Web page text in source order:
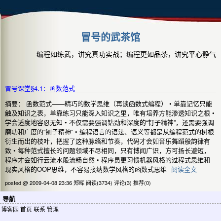
冒号的武茶馆
编程如练武，讲究真功实战；编程更如品茶，讲究平心静气
冒号课堂§4.1：函数范式
摘要： 函数范式——精巧的数学思维（再谈函数式编程） • 单靠记忆只能
触及知识之表，单靠练习只能深入知识之里，唯有培养方能渗透知识之根 •
学会适度地容忍无知 • 不仅需要强调钻劲和深度的“钉子精神”，还需要强调
磨功和广度的“刨子精神” • 编程语言的语法、语义等都是从编程范式的树根
衍生而出的枝叶，把握了这种脉络和节奏，代码才会如音乐舞蹈般韵律有
致 • 每种范式擅长的问题领域不尽相同，只有博闻广识，方可扬长避短，
程序才会如行云流水般流畅自然 • 程序员更习惯机器风格的过程式思维和
现实风格的OOP思维，不容易接纳数学风格的函数式思维 阅读全文
posted @ 2009-04-08 23:36 郑晖 阅读(3734) 评论(3) 推荐(0)
导航
博客园 首页联系 管理